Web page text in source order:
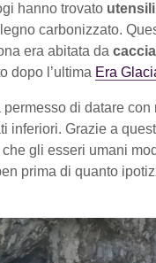
hanno trovato
carbonizzato.
era abitata da
dopo l’ultima Era
permesso di datare con
inferiori. Grazie a
gli esseri umani
prima di quanto